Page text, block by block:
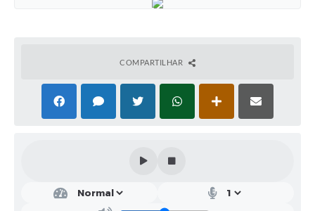
INOVA_SÃO MATEUS DO SUL
Chamamento Público para Artistas Locais
COMPARTILHAR